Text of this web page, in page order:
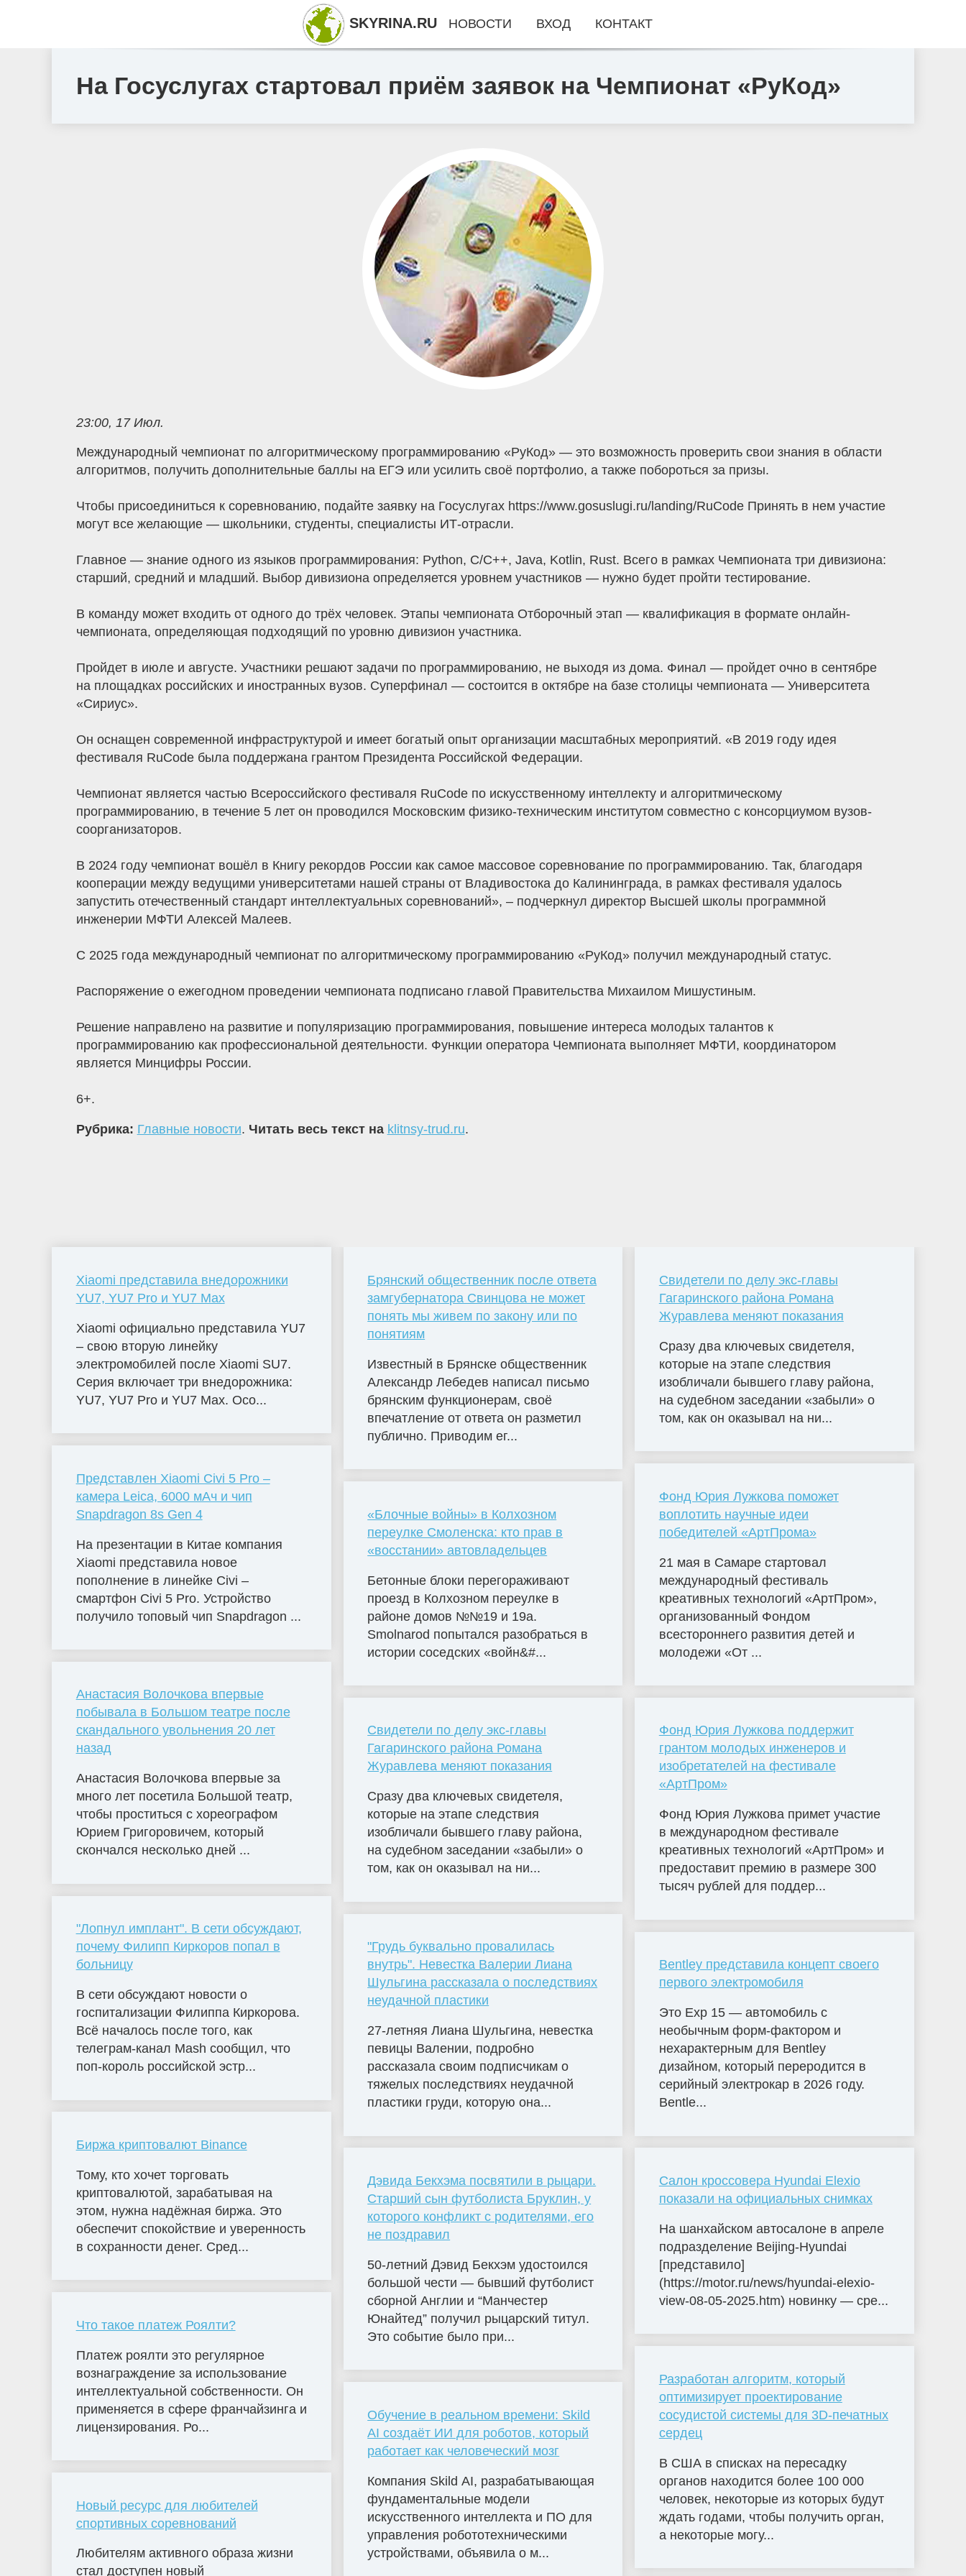
На Госуслугах стартовал приём заявок на Чемпионат «РуКод»
23:00, 17 Июл.
Международный чемпионат по алгоритмическому программированию «РуКод» — это возможность проверить свои знания в области
алгоритмов, получить дополнительные баллы на ЕГЭ или усилить своё портфолио, а также побороться за призы.
Чтобы присоединиться к соревнованию, подайте заявку на Госуслугах https://www.gosuslugi.ru/landing/RuCode Принять в нем участие
могут все желающие — школьники, студенты, специалисты ИТ-отрасли.
Главное — знание одного из языков программирования: Python, C/C++, Java, Kotlin, Rust. Всего в рамках Чемпионата три дивизиона:
старший, средний и младший. Выбор дивизиона определяется уровнем участников — нужно будет пройти тестирование.
В команду может входить от одного до трёх человек. Этапы чемпионата Отборочный этап — квалификация в формате онлайн-
чемпионата, определяющая подходящий по уровню дивизион участника.
Пройдет в июле и августе. Участники решают задачи по программированию, не выходя из дома. Финал — пройдет очно в сентябре
на площадках российских и иностранных вузов. Суперфинал — состоится в октябре на базе столицы чемпионата — Университета
«Сириус».
Он оснащен современной инфраструктурой и имеет богатый опыт организации масштабных мероприятий. «В 2019 году идея
фестиваля RuCode была поддержана грантом Президента Российской Федерации.
Чемпионат является частью Всероссийского фестиваля RuCode по искусственному интеллекту и алгоритмическому
программированию, в течение 5 лет он проводился Московским физико-техническим институтом совместно с консорциумом вузов-
соорганизаторов.
В 2024 году чемпионат вошёл в Книгу рекордов России как самое массовое соревнование по программированию. Так, благодаря
кооперации между ведущими университетами нашей страны от Владивостока до Калининграда, в рамках фестиваля удалось
запустить отечественный стандарт интеллектуальных соревнований», – подчеркнул директор Высшей школы программной
инженерии МФТИ Алексей Малеев.
С 2025 года международный чемпионат по алгоритмическому программированию «РуКод» получил международный статус.
Распоряжение о ежегодном проведении чемпионата подписано главой Правительства Михаилом Мишустиным.
Решение направлено на развитие и популяризацию программирования, повышение интереса молодых талантов к
программированию как профессиональной деятельности. Функции оператора Чемпионата выполняет МФТИ, координатором
является Минцифры России.
6+.
Рубрика: Главные новости. Читать весь текст на klitnsy-trud.ru.
Xiaomi представила внедорожники
YU7, YU7 Pro и YU7 Max
Xiaomi официально представила YU7
– свою вторую линейку
электромобилей после Xiaomi SU7.
Серия включает три внедорожника:
YU7, YU7 Pro и YU7 Max. Осо...
Представлен Xiaomi Civi 5 Pro –
камера Leica, 6000 мАч и чип
Snapdragon 8s Gen 4
На презентации в Китае компания
Xiaomi представила новое
пополнение в линейке Civi –
смартфон Civi 5 Pro. Устройство
получило топовый чип Snapdragon ...
Анастасия Волочкова впервые
побывала в Большом театре после
скандального увольнения 20 лет
назад
Анастасия Волочкова впервые за
много лет посетила Большой театр,
чтобы проститься с хореографом
Юрием Григоровичем, который
скончался несколько дней ...
"Лопнул имплант". В сети обсуждают,
почему Филипп Киркоров попал в
больницу
В сети обсуждают новости о
госпитализации Филиппа Киркорова.
Всё началось после того, как
телеграм-канал Mash сообщил, что
поп-король российской эстр...
Биржа криптовалют Binance
Тому, кто хочет торговать
криптовалютой, зарабатывая на
этом, нужна надёжная биржа. Это
обеспечит спокойствие и уверенность
в сохранности денег. Сред...
Что такое платеж Роялти?
Платеж роялти это регулярное
вознаграждение за использование
интеллектуальной собственности. Он
применяется в сфере франчайзинга и
лицензирования. Ро...
Новый ресурс для любителей
спортивных соревнований
Любителям активного образа жизни
стал доступен новый
Брянский общественник после ответа
замгубернатора Свинцова не может
понять мы живем по закону или по
понятиям
Известный в Брянске общественник
Александр Лебедев написал письмо
брянским функционерам, своё
впечатление от ответа он разметил
публично. Приводим ег...
«Блочные войны» в Колхозном
переулке Смоленска: кто прав в
«восстании» автовладельцев
Бетонные блоки перегораживают
проезд в Колхозном переулке в
районе домов №№19 и 19а.
Smolnarod попытался разобраться в
истории соседских «войн&#...
Свидетели по делу экс-главы
Гагаринского района Романа
Журавлева меняют показания
Сразу два ключевых свидетеля,
которые на этапе следствия
изобличали бывшего главу района,
на судебном заседании «забыли» о
том, как он оказывал на ни...
"Грудь буквально провалилась
внутрь". Невестка Валерии Лиана
Шульгина рассказала о последствиях
неудачной пластики
27-летняя Лиана Шульгина, невестка
певицы Валении, подробно
рассказала своим подписчикам о
тяжелых последствиях неудачной
пластики груди, которую она...
Дэвида Бекхэма посвятили в рыцари.
Старший сын футболиста Бруклин, у
которого конфликт с родителями, его
не поздравил
50-летний Дэвид Бекхэм удостоился
большой чести — бывший футболист
сборной Англии и “Манчестер
Юнайтед” получил рыцарский титул.
Это событие было при...
Обучение в реальном времени: Skild
AI создаёт ИИ для роботов, который
работает как человеческий мозг
Компания Skild AI, разрабатывающая
фундаментальные модели
искусственного интеллекта и ПО для
управления робототехническими
устройствами, объявила о м...
Свидетели по делу экс-главы
Гагаринского района Романа
Журавлева меняют показания
Сразу два ключевых свидетеля,
которые на этапе следствия
изобличали бывшего главу района,
на судебном заседании «забыли» о
том, как он оказывал на ни...
Фонд Юрия Лужкова поможет
воплотить научные идеи
победителей «АртПрома»
21 мая в Самаре стартовал
международный фестиваль
креативных технологий «АртПром»,
организованный Фондом
всестороннего развития детей и
молодежи «От ...
Фонд Юрия Лужкова поддержит
грантом молодых инженеров и
изобретателей на фестивале
«АртПром»
Фонд Юрия Лужкова примет участие
в международном фестивале
креативных технологий «АртПром» и
предоставит премию в размере 300
тысяч рублей для поддер...
Bentley представила концепт своего
первого электромобиля
Это Exp 15 — автомобиль с
необычным форм-фактором и
нехарактерным для Bentley
дизайном, который переродится в
серийный электрокар в 2026 году.
Bentle...
Салон кроссовера Hyundai Elexio
показали на официальных снимках
На шанхайском автосалоне в апреле
подразделение Beijing-Hyundai
[представило]
(https://motor.ru/news/hyundai-elexio-
view-08-05-2025.htm) новинку — сре...
Разработан алгоритм, который
оптимизирует проектирование
сосудистой системы для 3D-печатных
сердец
В США в списках на пересадку
органов находится более 100 000
человек, некоторые из которых будут
ждать годами, чтобы получить орган,
а некоторые могу...
SKYRINA.RU НОВОСТИ ВХОД КОНТАКТ